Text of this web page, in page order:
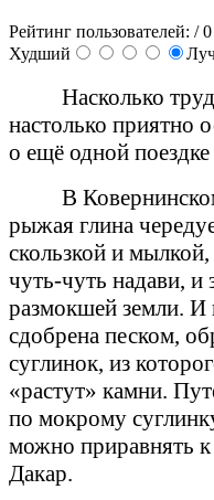
Рейтинг пользователей: / 0
Худший
Насколько
настолько приятно
о ещё одной
В
рыжая глина
скользкой и
чуть-чуть надави, и
размокшей земли. И
сдобрена песком,
суглинок, из
«растут» камни.
по мокрому
можно приравнять
Дакар.